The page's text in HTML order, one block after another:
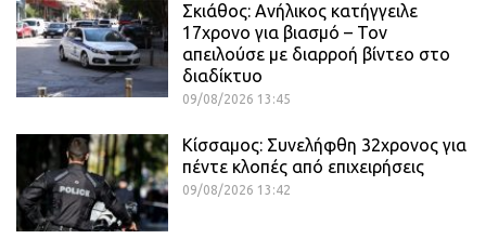
Σκιάθος: Ανήλικος κατήγγειλε
17χρονο για βιασμό – Τον
απειλούσε με διαρροή βίντεο στο
διαδίκτυο
09/08/2026 13:45
Κίσσαμος: Συνελήφθη 32χρονος για
πέντε κλοπές από επιχειρήσεις
09/08/2026 13:42